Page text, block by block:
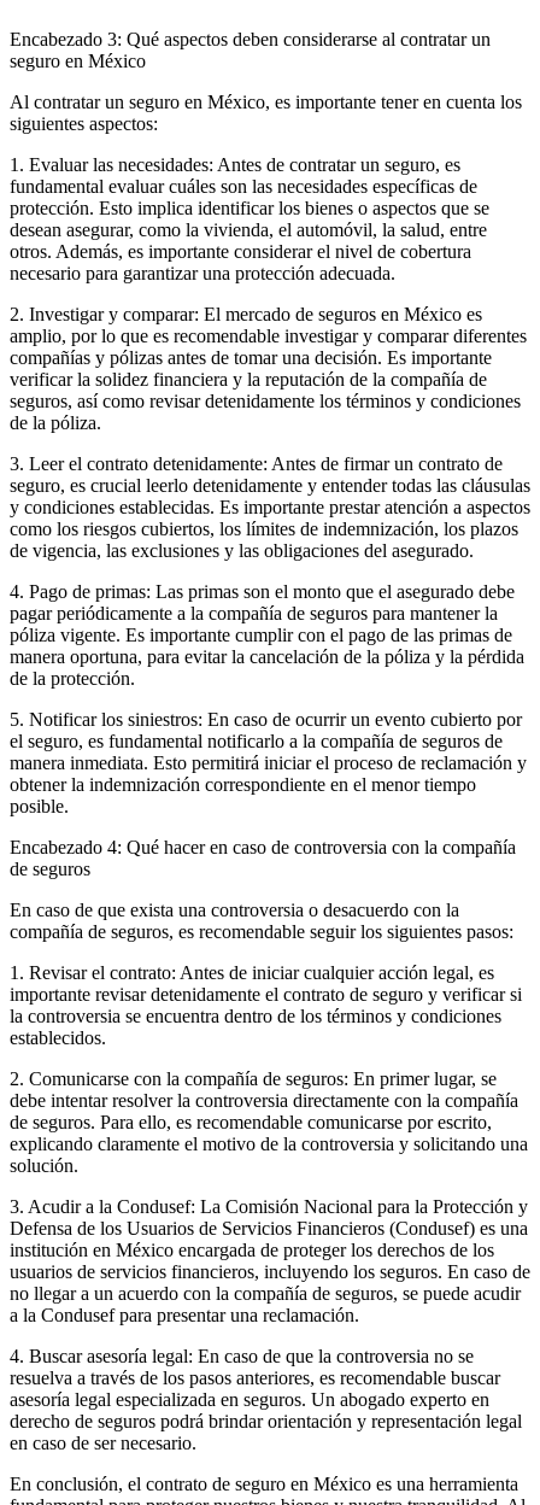
Encabezado 3: Qué aspectos deben considerarse al contratar un
seguro en México
Al contratar un seguro en México, es importante tener en cuenta los
siguientes aspectos:
1. Evaluar las necesidades: Antes de contratar un seguro, es
fundamental evaluar cuáles son las necesidades específicas de
protección. Esto implica identificar los bienes o aspectos que se
desean asegurar, como la vivienda, el automóvil, la salud, entre
otros. Además, es importante considerar el nivel de cobertura
necesario para garantizar una protección adecuada.
2. Investigar y comparar: El mercado de seguros en México es
amplio, por lo que es recomendable investigar y comparar diferentes
compañías y pólizas antes de tomar una decisión. Es importante
verificar la solidez financiera y la reputación de la compañía de
seguros, así como revisar detenidamente los términos y condiciones
de la póliza.
3. Leer el contrato detenidamente: Antes de firmar un contrato de
seguro, es crucial leerlo detenidamente y entender todas las cláusulas
y condiciones establecidas. Es importante prestar atención a aspectos
como los riesgos cubiertos, los límites de indemnización, los plazos
de vigencia, las exclusiones y las obligaciones del asegurado.
4. Pago de primas: Las primas son el monto que el asegurado debe
pagar periódicamente a la compañía de seguros para mantener la
póliza vigente. Es importante cumplir con el pago de las primas de
manera oportuna, para evitar la cancelación de la póliza y la pérdida
de la protección.
5. Notificar los siniestros: En caso de ocurrir un evento cubierto por
el seguro, es fundamental notificarlo a la compañía de seguros de
manera inmediata. Esto permitirá iniciar el proceso de reclamación y
obtener la indemnización correspondiente en el menor tiempo
posible.
Encabezado 4: Qué hacer en caso de controversia con la compañía
de seguros
En caso de que exista una controversia o desacuerdo con la
compañía de seguros, es recomendable seguir los siguientes pasos:
1. Revisar el contrato: Antes de iniciar cualquier acción legal, es
importante revisar detenidamente el contrato de seguro y verificar si
la controversia se encuentra dentro de los términos y condiciones
establecidos.
2. Comunicarse con la compañía de seguros: En primer lugar, se
debe intentar resolver la controversia directamente con la compañía
de seguros. Para ello, es recomendable comunicarse por escrito,
explicando claramente el motivo de la controversia y solicitando una
solución.
3. Acudir a la Condusef: La Comisión Nacional para la Protección y
Defensa de los Usuarios de Servicios Financieros (Condusef) es una
institución en México encargada de proteger los derechos de los
usuarios de servicios financieros, incluyendo los seguros. En caso de
no llegar a un acuerdo con la compañía de seguros, se puede acudir
a la Condusef para presentar una reclamación.
4. Buscar asesoría legal: En caso de que la controversia no se
resuelva a través de los pasos anteriores, es recomendable buscar
asesoría legal especializada en seguros. Un abogado experto en
derecho de seguros podrá brindar orientación y representación legal
en caso de ser necesario.
En conclusión, el contrato de seguro en México es una herramienta